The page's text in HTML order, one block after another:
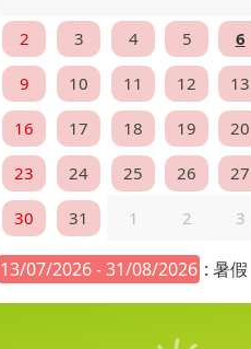
2 3 4 5 6
9 10 11 12 13
16 17 18 19 20
23 24 25 26 27
30 31 1 2 3
13/07/2026 - 31/08/2026 : 暑假